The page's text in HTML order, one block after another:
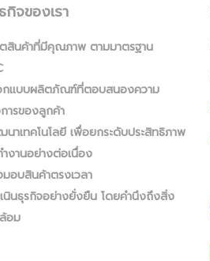
จของเรา
สินค้าที่มีคุณภาพ ตามมาตรฐาน
กแบบผลิตภัณฑ์ที่ตอบสนองความ
ารของลูกค้า
าเทคโนโลยี เพื่อยกระดับประสิทธิภาพ
ำงานอย่างต่อเนื่อง
อบสินค้าตรงเวลา
นินธุรกิจอย่างยั่งยืน โดยคำนึงถึงสิ่ง
อม